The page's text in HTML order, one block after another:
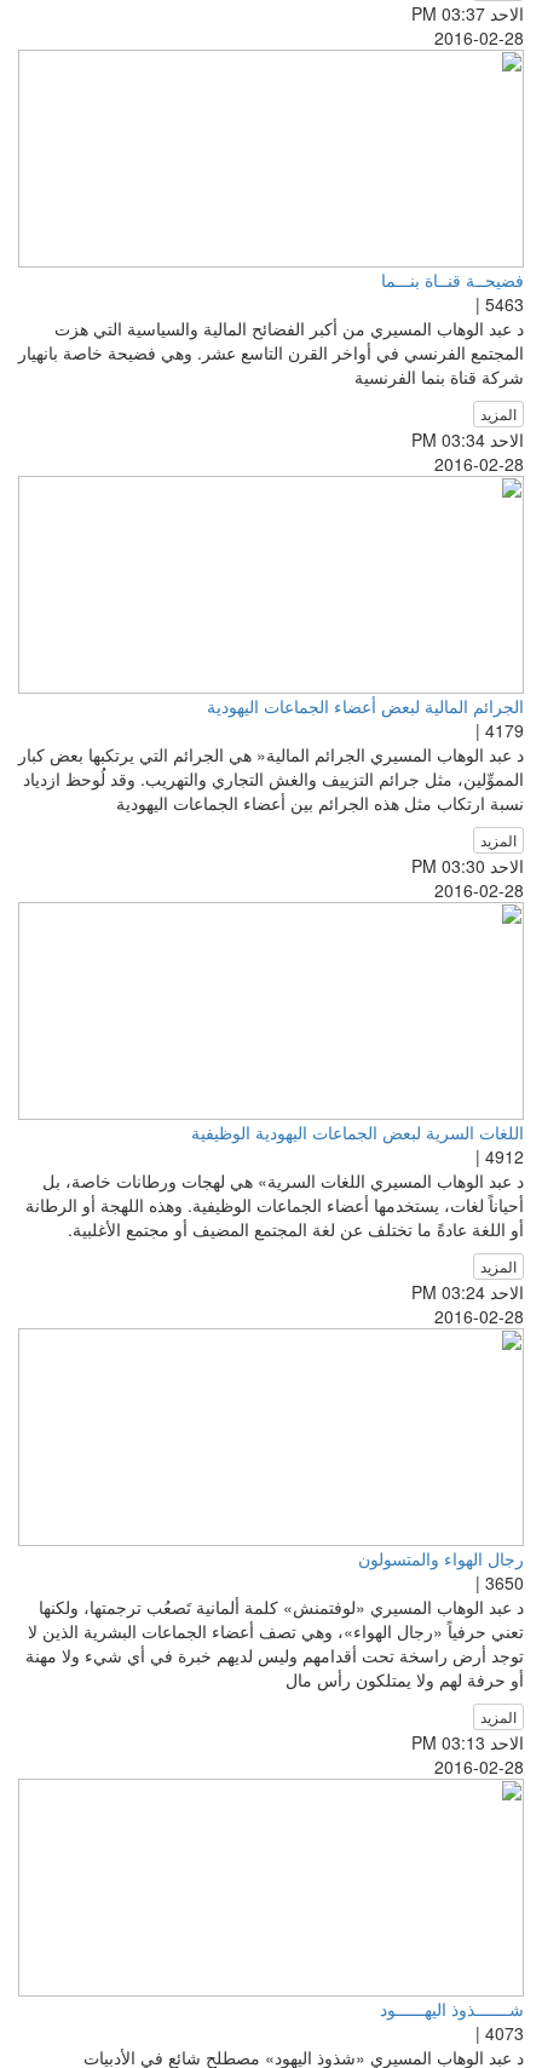
الاحد PM 03:37
2016-02-28
فضيحــة قنــاة بنـــما
5463 |
د عبد الوهاب المسيري من أكبر الفضائح المالية والسياسية التي هزت
المجتمع الفرنسي في أواخر القرن التاسع عشر. وهي فضيحة خاصة بانهيار
شركة قناة بنما الفرنسية
المزيد
الاحد PM 03:34
2016-02-28
الجرائم المالية لبعض أعضاء الجماعات اليهودية
4179 |
د عبد الوهاب المسيري الجرائم المالية« هي الجرائم التي يرتكبها بعض كبار
المموِّلين، مثل جرائم التزييف والغش التجاري والتهريب. وقد لُوحظ ازدياد
نسبة ارتكاب مثل هذه الجرائم بين أعضاء الجماعات اليهودية
المزيد
الاحد PM 03:30
2016-02-28
اللغات السرية لبعض الجماعات اليهودية الوظيفية
4912 |
د عبد الوهاب المسيري اللغات السرية» هي لهجات ورطانات خاصة، بل
أحياناً لغات، يستخدمها أعضاء الجماعات الوظيفية. وهذه اللهجة أو الرطانة
أو اللغة عادةً ما تختلف عن لغة المجتمع المضيف أو مجتمع الأغلبية.
المزيد
الاحد PM 03:24
2016-02-28
رجال الهواء والمتسولون
3650 |
د عبد الوهاب المسيري «لوفتمنش» كلمة ألمانية تَصعُب ترجمتها، ولكنها
تعني حرفياً «رجال الهواء»، وهي تصف أعضاء الجماعات البشرية الذين لا
توجد أرض راسخة تحت أقدامهم وليس لديهم خبرة في أي شيء ولا مهنة
أو حرفة لهم ولا يمتلكون رأس مال
المزيد
الاحد PM 03:13
2016-02-28
شـــــــذوذ اليهــــــود
4073 |
د عبد الوهاب المسيري «شذوذ اليهود» مصطلح شائع في الأدبيات